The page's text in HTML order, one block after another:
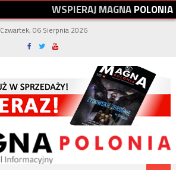
WSPIERAJMAGNAPOLONIA
Czwartek, 06 Sierpnia 2026